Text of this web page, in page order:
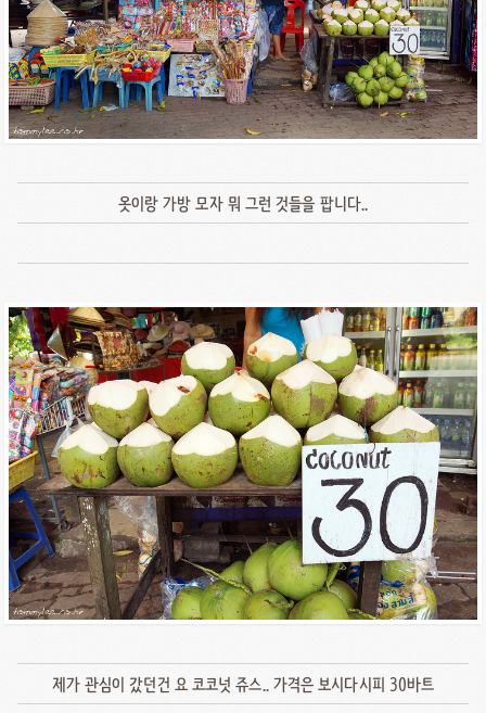
옷이랑 가방 모자 뭐 그런 것들을 팝니다..
제가 관심이 갔던건 요 코코넛 쥬스.. 가격은 보시다시피 30바트